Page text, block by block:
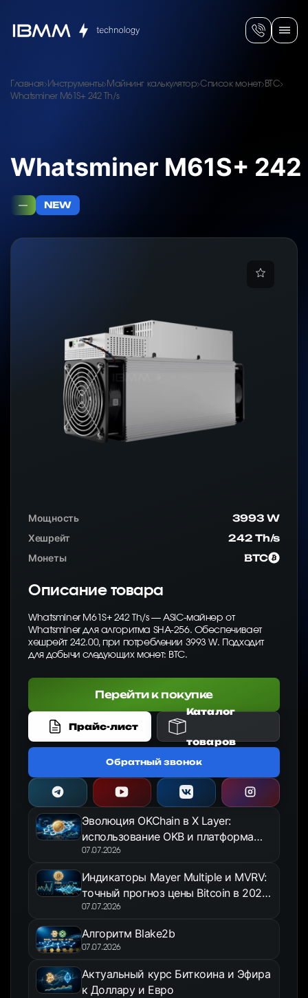
Главная Инструменты Майнинг калькулятор Список монет BTC
Whatsminer M61S+ 242 Th/s
Whatsminer M61S+
— NEW
Мощность
3993 W
Хешрейт
242 Th/s
Монеты
BTC
Описание товара
Whatsminer M61S+ 242 Th/s — ASIC-майнер от
Whatsminer для алгоритма SHA-256. Обеспечивает
хешрейт 242.00, при потреблении 3993 W. Подходит
для добычи следующих монет: BTC.
Перейти к покупке
Прайс-лист
Каталог
товаров
Обратный звонок
Эволюция OKChain в X Layer:
использование OKB и платформа
OKX Jumpstart в 2026 году
07.07.2026
Индикаторы Mayer Multiple и MVRV:
точный прогноз цены Bitcoin в 2026
году
07.07.2026
Алгоритм Blake2b
07.07.2026
Актуальный курс Биткоина и Эфира
к Доллару и Евро